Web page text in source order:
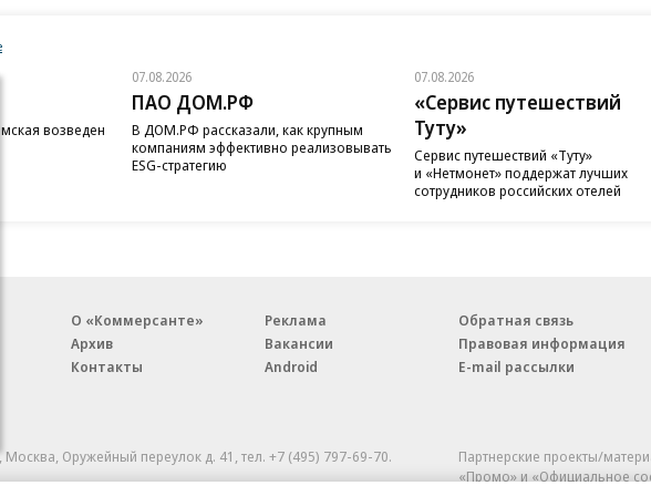
возведен
07.08.2026
ПАО ДОМ.РФ
В ДОМ.РФ рассказали, как крупным
компаниям эффективно реализовывать
ESG-стратегию
07.08.2026
«Сервис путешествий
Туту»
Сервис путешествий «Туту»
и «Нетмонет» поддержат лучших
сотрудников российских отелей
О «Коммерсанте»
Архив
Контакты
Реклама
Вакансии
Android
Обратная связь
Правовая информация
E-mail рассылки
Оружейный переулок д. 41,тел. +7 (495) 797-69-70.
(доменное имя сайта: kommersant.ru) зарегистрировано
Партнерские проекты/
«Промо» и «Официальное